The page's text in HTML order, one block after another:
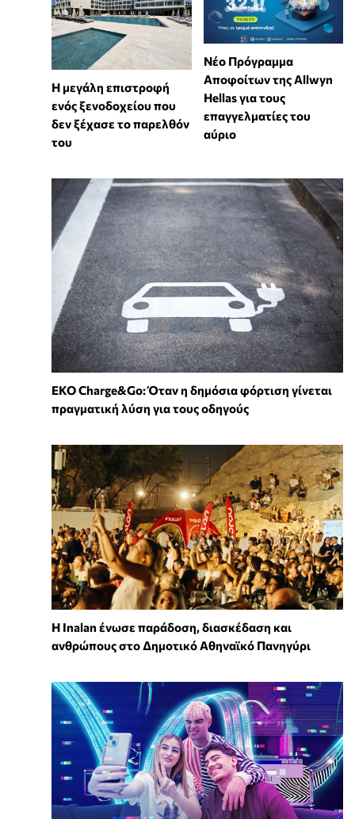
Η μεγάλη επιστροφή
ενός ξενοδοχείου που
δεν ξέχασε το παρελθόν
του
Νέο Πρόγραμμα
Αποφοίτων της Allwyn
Hellas για τους
επαγγελματίες του
αύριο
EKO Charge&Go: Όταν η δημόσια φόρτιση γίνεται
πραγματική λύση για τους οδηγούς
Η Inalan ένωσε παράδοση, διασκέδαση και
ανθρώπους στο Δημοτικό Αθηναϊκό Πανηγύρι